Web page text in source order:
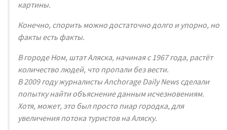
картины.
Конечно, спорить можно достаточно долго и упорно, но
факты есть факты.
В городе Ном, штат Аляска, начиная с 1967 года, растёт
количество людей, что пропали без вести.
В 2009 году журналисты Anchorage Daily News сделали
попытку найти объяснение данным исчезновениям.
Хотя, может, это был просто пиар городка, для
увеличения потока туристов на Аляску.